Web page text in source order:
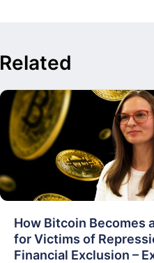
Related
How Bitcoin Becomes
for Victims of
Financial Exclusion –